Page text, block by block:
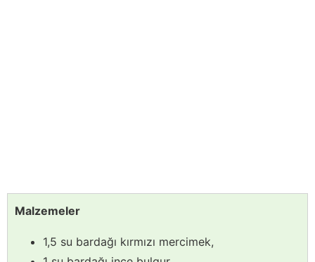
Malzemeler
1,5 su bardağı kırmızı mercimek,